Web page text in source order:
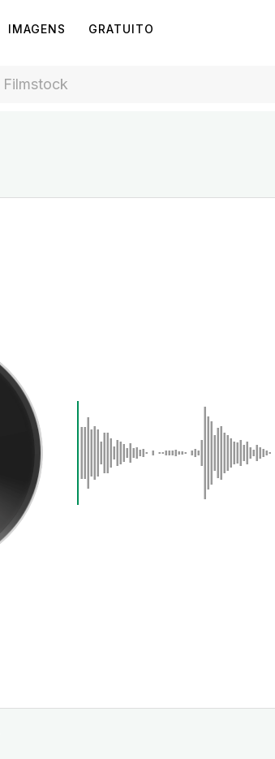
IMAGENS GRATUITO